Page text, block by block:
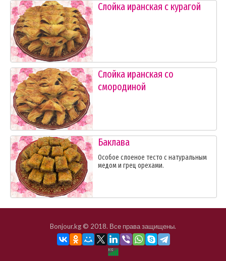
Слойка иранская с курагой
Слойка иранская со
смородиной
Баклава
Особое слоеное тесто с натуральным
медом и грец орехами.
Bonjour.kg © 2018. Все права защищены.